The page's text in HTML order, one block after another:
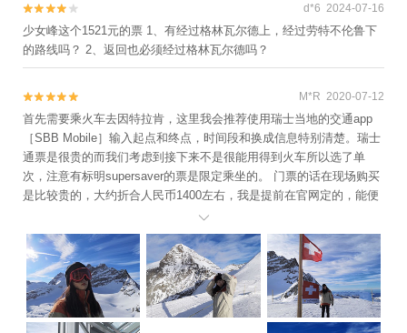

 d*6 2024-07-16
少女峰这个1521元的票 1、有经过格林瓦尔德上，经过劳特不伦鲁下
的路线吗？ 2、返回也必须经过格林瓦尔德吗？

 M*R 2020-07-12
首先需要乘火车去因特拉肯，这里我会推荐使用瑞士当地的交通app
［SBB Mobile］输入起点和终点，时间段和换成信息特别清楚。瑞士
通票是很贵的而我们考虑到接下来不是很能用得到火车所以选了单
次，注意有标明supersaver的票是限定乘坐的。 门票的话在现场购买
是比较贵的，大约折合人民币1400左右，我是提前在官网定的，能便
宜200左右，出行当天可以凭二维码去车站换票上车。 从因特拉肯东
站出发去少女峰有两条路线可以选择: A路线因特拉肯东站—格林德瓦
—克莱谢德—少女峰 B路线因特拉肯东站—劳特布伦鲁—克莱榭德—
少女峰 在这里超级建议上山A下山B这样，或者上山B下山A，可以体
验不同的风景。 拍照机位分享: 斯芬克斯全景观台 俯瞰瑞士雪山全
景，镂空地面脚下就是悬崖，整个观景台感觉悬挂在半空中。 9号观
景台:我们去的那天天气很好，因为风雪关闭半个月的室外观景台也重
